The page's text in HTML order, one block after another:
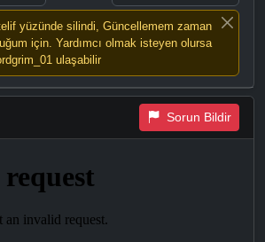
yüzünde silindi, Güncellemem zaman
için. Yardımcı olmak isteyen olursa
ulaşabilir
Sorun Bildir